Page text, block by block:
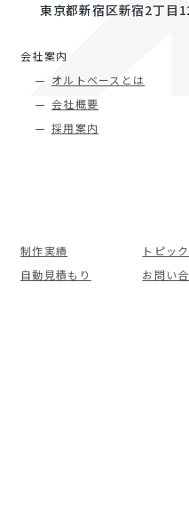
東京都新宿区新宿2丁目
会社案内
オルトベースとは
会社概要
採用案内
制作実績 トピッ
自動見積もり
お問い